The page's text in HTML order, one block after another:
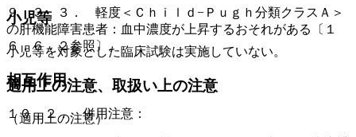
小児等
小児等を対象とした臨床試験は実施していない。
適用上の注意、取扱い上の注意
（適用上の注意）
９．３．３． 軽度＜Ｃｈｉｌｄ−Ｐｕｇｈ分類クラスＡ＞
の肝機能障害患者：血中濃度が上昇するおそれがある〔１
６．６．２参照〕。
相互作用
１０．２． 併用注意：